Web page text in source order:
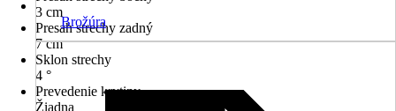
3 cm
Presah strechy zadný
7 cm
Sklon strechy
4 °
Prevedenie krytiny
Žiadna
Brožúra